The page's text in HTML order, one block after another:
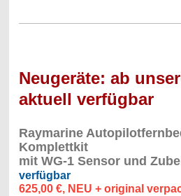
Neugeräte: ab
aktuell verfügbar
Raymarine
Komplettkit
mit WG-1 Sensor und
verfügbar
625,00 €, NEU + original